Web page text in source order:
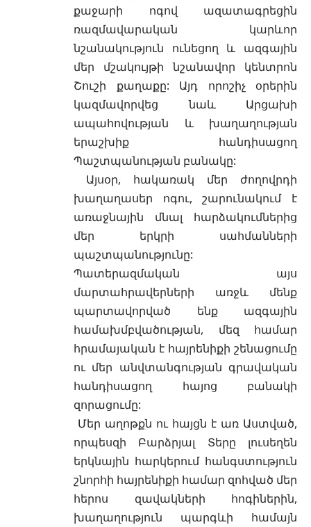
քաջարի ոգով ազատագրեցին
ռազմավարական կարևոր
նշանակություն ունեցող և ազգային
մեր մշակույթի նշանավոր կենտրոն
Շուշի քաղաքը: Այդ որոշիչ օրերին
կազմավորվեց նաև Արցախի
ապահովության և խաղաղության
երաշխիք հանդիսացող
Պաշտպանության բանակը:
Այսօր, հակառակ մեր ժողովրդի
խաղաղասեր ոգու, շարունակում է
առաջնային մնալ հարձակումներից
մեր երկրի սահմանների
պաշտպանությունը:
Պատերազմական այս
մարտահրավերների առջև մենք
պարտավորված ենք ազգային
համախմբվածության, մեզ համար
հրամայական է հայրենիքի շենացումը
ու մեր անվտանգության գրավական
հանդիսացող հայոց բանակի
զորացումը:
Մեր աղոթքն ու հայցն է առ Աստված,
որպեսզի Բարձրյալ Տերը լուսեղեն
երկնային հարկերում հանգստություն
շնորհի հայրենիքի համար զոհված մեր
հերոս զավակների հոգիներին,
խաղաղություն պարգևի համայն